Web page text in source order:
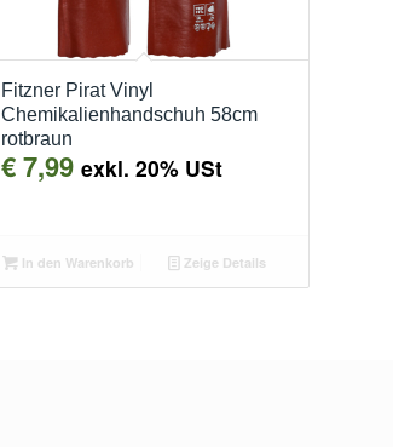
Fitzner Pirat Vinyl
Chemikalienhandschuh 58cm
rotbraun
€7,99 exkl. 20% USt
In den Warenkorb Zeige Details